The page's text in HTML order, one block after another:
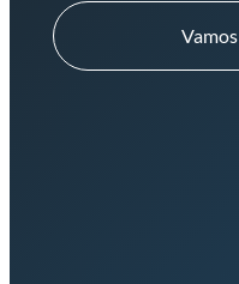
Vamos